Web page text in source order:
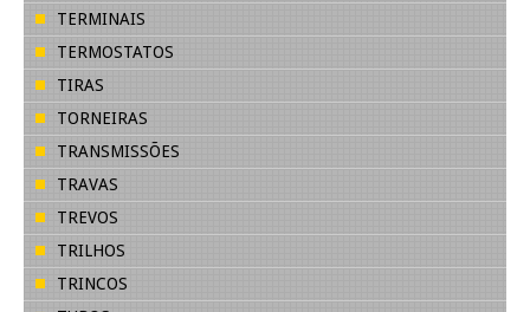
TERMINAIS
TERMOSTATOS
TIRAS
TORNEIRAS
TRANSMISSÕES
TRAVAS
TREVOS
TRILHOS
TRINCOS